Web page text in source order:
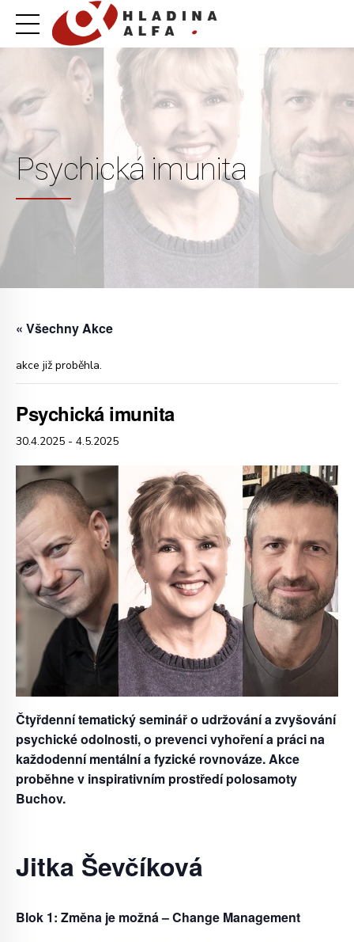
Psychická imunita
« Všechny Akce
akce již proběhla.
Psychická imunita
30.4.2025 - 4.5.2025
Čtyřdenní tematický seminář o udržování a zvyšování
psychické odolnosti, o prevenci vyhoření a práci na
každodenní mentální a fyzické rovnováze. Akce
proběhne v inspirativním prostředí polosamoty
Buchov.
Jitka Ševčíková
Blok 1: Změna je možná – Change Management